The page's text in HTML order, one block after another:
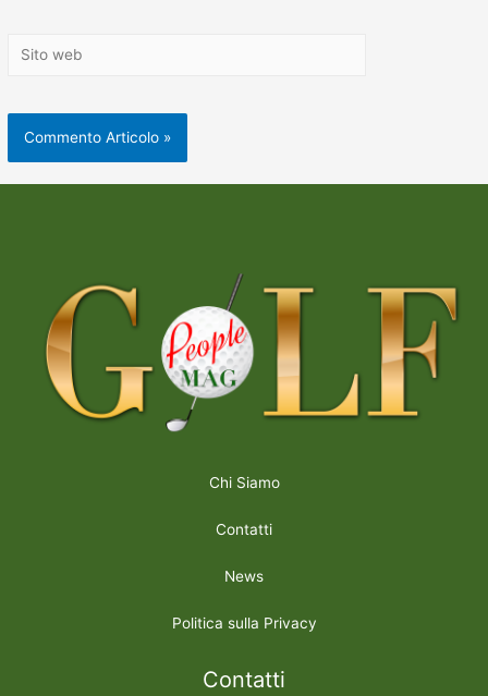
Chi Siamo
Contatti
News
Politica sulla Privacy
Contatti